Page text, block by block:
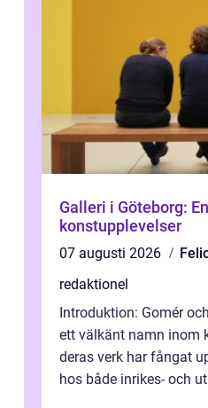
Galleri i Göteborg:
konstupplevelser
07 augusti 2026
redaktionel
Introduktion: Gomér
ett välkänt namn inom
deras verk har fångat
hos både inrikes- och